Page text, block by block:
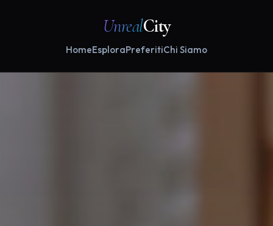
UnrealCity
HomeEsploraPreferitiChi Siamo